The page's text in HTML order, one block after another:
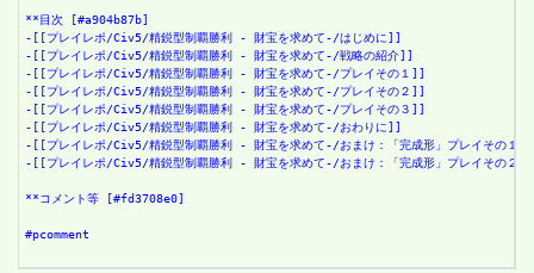
**目次 [#a904b87b]
-[[プレイレポ/Civ5/精鋭型制覇勝利 - 財宝を求めて-/はじめに]]
-[[プレイレポ/Civ5/精鋭型制覇勝利 - 財宝を求めて-/戦略の紹介]]
-[[プレイレポ/Civ5/精鋭型制覇勝利 - 財宝を求めて-/プレイその１]]
-[[プレイレポ/Civ5/精鋭型制覇勝利 - 財宝を求めて-/プレイその２]]
-[[プレイレポ/Civ5/精鋭型制覇勝利 - 財宝を求めて-/プレイその３]]
-[[プレイレポ/Civ5/精鋭型制覇勝利 - 財宝を求めて-/おわりに]]
-[[プレイレポ/Civ5/精鋭型制覇勝利 - 財宝を求めて-/おまけ：「完成形」プレイその１]]
-[[プレイレポ/Civ5/精鋭型制覇勝利 - 財宝を求めて-/おまけ：「完成形」プレイその２]]
**コメント等 [#fd3708e0]
#pcomment